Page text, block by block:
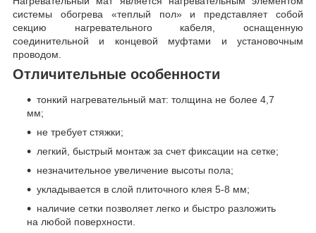
системы обогрева «теплый пол» и представляет собой
секцию нагревательного кабеля, оснащенную
соединительной и концевой муфтами и установочным
проводом.
Отличительные особенности
тонкий нагревательный мат: толщина не более 4,7
мм;
не требует стяжки;
легкий, быстрый монтаж за счет фиксации на сетке;
незначительное увеличение высоты пола;
укладывается в слой плиточного клея 5-8 мм;
наличие сетки позволяет легко и быстро разложить
на любой поверхности.